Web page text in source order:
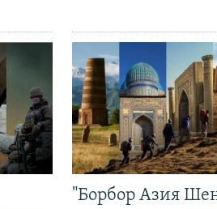
"Борбор Азия